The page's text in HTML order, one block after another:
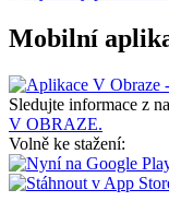
Mobilní
Sledujte informace z
V OBRAZE.
Volně ke stažení: